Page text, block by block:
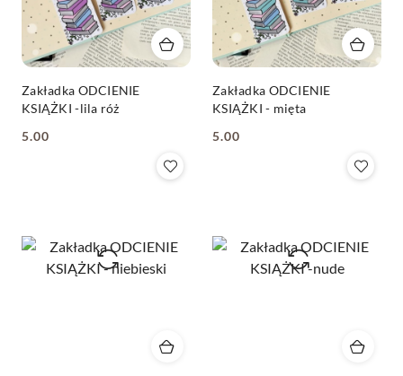
Zakładka ODCIENIE
KSIĄŻKI -lila róż
Cena:
5.00
Zakładka ODCIENIE
KSIĄŻKI - mięta
Cena:
5.00